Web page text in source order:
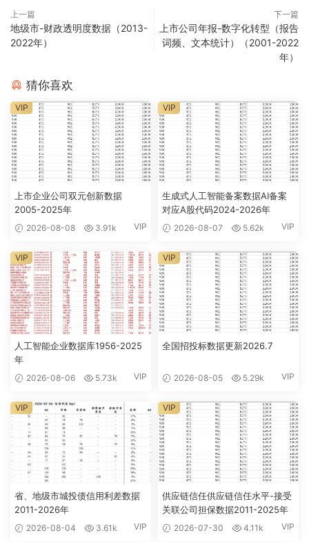
上一篇
地级市-财政透明度数据（2013-
2022年）
下一篇
上市公司年报-数字化转型（报告
词频、文本统计）（2001-2022
年）
猜你喜欢
上市企业公司双元创新数据
2005-2025年
2026-08-08 3.91k VIP
VIP
生成式人工智能备案数据AI备案
对应A股代码2024-2026年
2026-08-07 5.62k VIP
VIP
人工智能企业数据库1956-2025
年
2026-08-06 5.73k VIP
VIP
全国招投标数据更新2026.7
2026-08-05 5.29k VIP
VIP
省、地级市城投债信用利差数据
2011-2026年
2026-08-04 3.61k VIP
VIP
供应链信任供应链信任水平-接受
关联公司担保数据2011-2025年
2026-07-30 4.11k VIP
VIP